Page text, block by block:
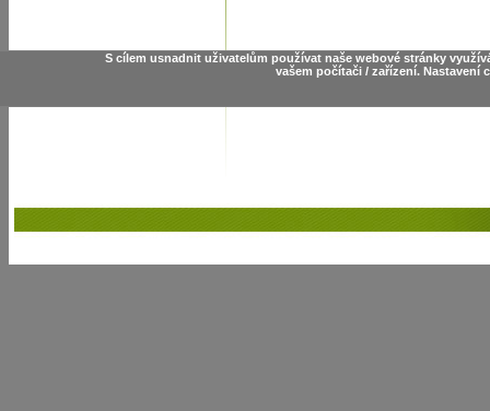
S cílem usnadnit uživatelům používat naše webové stránky
vašem počítači / zařízení. Nastavení